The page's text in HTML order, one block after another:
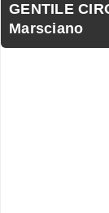
GENTILE
Marsciano